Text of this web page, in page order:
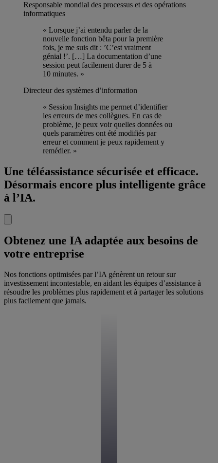
Responsable mondial des processus et des opérations
informatiques
« Lorsque j’ai entendu parler de la
nouvelle fonction bêta pour la première
fois, je me suis dit : ’C’est vraiment
génial !’. […] La documentation d’une
session peut facilement durer de 5 à
10 minutes. »
Directeur des systèmes d’information
« Session Insights me permet d’identifier
les erreurs de mes collègues. En cas de
problème, je peux voir quelles données ou
quels paramètres ont été modifiés par
erreur et comment je peux rapidement y
remédier. »
Une téléassistance sécurisée et efficace.
Désormais encore plus intelligente grâce
à l’IA.
Obtenez une IA adaptée aux besoins de
votre entreprise
Nos fonctions optimisées par l’IA génèrent un retour sur
investissement incontestable, en aidant les équipes d’assistance à
résoudre les problèmes plus rapidement et à partager les solutions
plus facilement que jamais.